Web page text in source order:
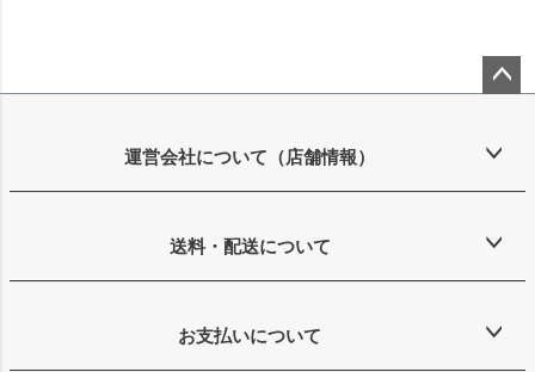
ップ
運営会社について（店舗情報）
送料・配送について
お支払いについて